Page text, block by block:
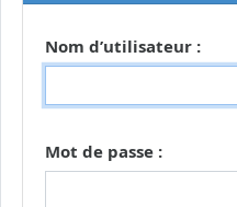
Nom d’utilisateur :
Mot de passe :